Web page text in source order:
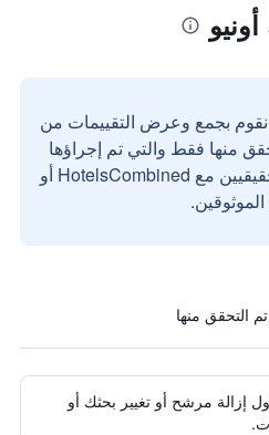
نقوم بجمع وعرض التقييمات من
منها فقط والتي تم إجراؤها
بواسطة مستخدمين حقيقيين مع HotelsCombined أو
إزالة مرشح أو تغيير بحثك أو